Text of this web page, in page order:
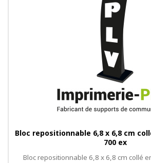
Bloc repositionnable 6,8 x 6,8 cm
700 ex
Bloc repositionnable 6,8 x 6,8 cm collé